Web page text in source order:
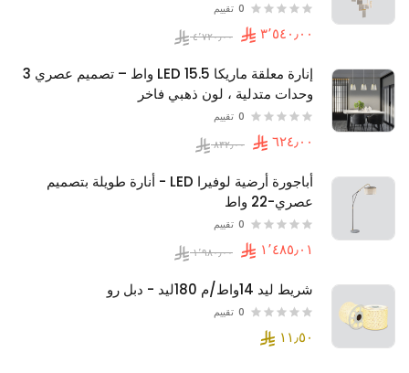
0 تقييم
إنارة معلقة ماريكا LED 15.5 واط – تصميم عصري 3
وحدات متدلية ، لون ذهبي فاخر
0 تقييم
أباجورة أرضية لوفيرا LED - أنارة طويلة بتصميم
عصري-22 واط
0 تقييم
شريط ليد 14واط/م 180ليد - دبل رو
0 تقييم